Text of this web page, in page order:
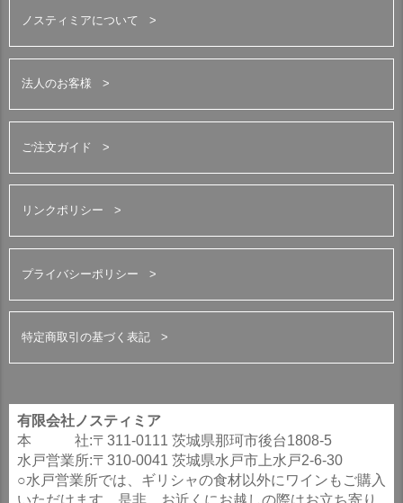
ノスティミアについて
法人のお客様
ご注文ガイド
リンクポリシー
プライバシーポリシー
特定商取引の基づく表記
有限会社ノスティミア
本 社:〒311-0111 茨城県那珂市後台1808-5
水戸営業所:〒310-0041 茨城県水戸市上水戸2-6-30
○水戸営業所では、ギリシャの食材以外にワインもご購入